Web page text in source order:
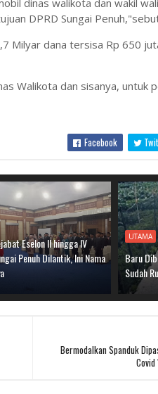
dinas walikota dan wakil
DPRD Sungai
Milyar dana tersisa Rp 650
Walikota dan sisanya, untuk
Facebook
Eselon II hingga IV
Penuh Dilantik, Ini Nama
UTAMA
Baru
Sudah
Bermodalkan Spanduk